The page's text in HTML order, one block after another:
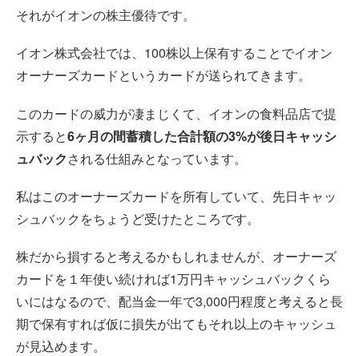
それがイオンの株主優待です。
イオン株式会社では、100株以上保有することでイオン
オーナーズカードというカードが送られてきます。
このカードの威力が凄まじくて、イオンの食料品店で提
示すると6ヶ月の間蓄積した合計額の3%が後日キャッシ
ュバックされる仕組みとなっています。
私はこのオーナーズカードを所有していて、先日キャッ
シュバックをちょうど受けたところです。
株だから損すると考えるかもしれませんが、オーナーズ
カードを１年使い続ければ1万円キャッシュバックくら
いにはなるので、配当金一年で3,000円程度と考えると長
期で保有すれば仮に損失が出てもそれ以上のキャッシュ
が見込めます。